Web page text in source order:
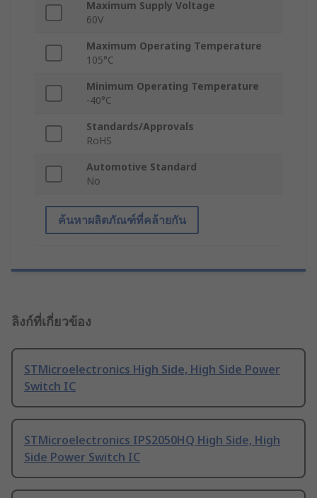
Maximum Supply Voltage
60V
Maximum Operating Temperature
105°C
Minimum Operating Temperature
-40°C
Standards/Approvals
RoHS
Automotive Standard
No
ค้นหาผลิตภัณฑ์ที่คล้ายกัน
ลิงก์ที่เกี่ยวข้อง
STMicroelectronics High Side, High Side Power
Switch IC
STMicroelectronics IPS2050HQ High Side, High
Side Power Switch IC